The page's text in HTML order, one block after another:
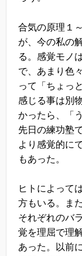
合気の原理１
が、今の私の
る。感覚モノ
で、あまり色
って「ちょっ
感じる事は別
かったら、「
先日の練功塾
より感覚的に
もあった。
ヒトによって
方もいる。ま
それぞれのバ
覚を理屈で理
あった。以前